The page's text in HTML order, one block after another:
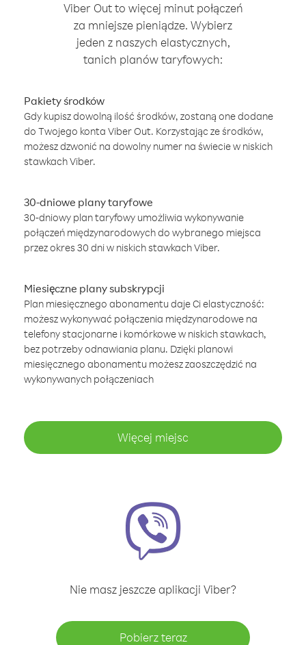
Viber Out to więcej minut połączeń
za mniejsze pieniądze. Wybierz
jeden z naszych elastycznych,
tanich planów taryfowych:
Pakiety środków
Gdy kupisz dowolną ilość środków, zostaną one dodane
do Twojego konta Viber Out. Korzystając ze środków,
możesz dzwonić na dowolny numer na świecie w niskich
stawkach Viber.
30-dniowe plany taryfowe
30-dniowy plan taryfowy umożliwia wykonywanie
połączeń międzynarodowych do wybranego miejsca
przez okres 30 dni w niskich stawkach Viber.
Miesięczne plany subskrypcji
Plan miesięcznego abonamentu daje Ci elastyczność:
możesz wykonywać połączenia międzynarodowe na
telefony stacjonarne i komórkowe w niskich stawkach,
bez potrzeby odnawiania planu. Dzięki planowi
miesięcznego abonamentu możesz zaoszczędzić na
wykonywanych połączeniach
Więcej miejsc
Nie masz jeszcze aplikacji Viber?
Pobierz teraz